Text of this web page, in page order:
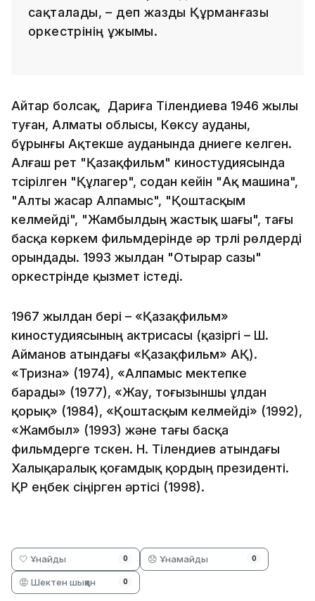
сақталады, – деп жазды Құрманғазы
оркестрінің ұжымы.
Айтар болсақ, Дариға Тілендиева 1946 жылы
туған, Алматы облысы, Көксу ауданы,
бұрынғы Ақтекше ауданында дүниеге келген.
Алғаш рет "Қазақфильм" киностудиясында
түсірілген "Құлагер", содан кейін "Ақ машина",
"Алты жасар Алпамыс", "Қоштасқым
келмейді", "Жамбылдың жастық шағы", тағы
басқа көркем фильмдерінде әр түрлі рөлдерді
орындады. 1993 жылдан "Отырар сазы"
оркестрінде қызмет істеді.
1967 жылдан бері – «Қазақфильм»
киностудиясының актрисасы (қазіргі – Ш.
Айманов атындағы «Қазақфильм» АҚ).
«Тризна» (1974), «Алпамыс мектепке
барады» (1977), «Жау, тоғызыншы ұлдан
қорық» (1984), «Қоштасқым келмейді» (1992),
«Жамбыл» (1993) және тағы басқа
фильмдерге түскен. Н. Тілендиев атындағы
Халықаралық қоғамдық қордың президенті.
ҚР еңбек сіңірген әртісі (1998).
🤍 Ұнайды 0 😞 Ұнамайды 0
😡 Шектен шыққан 0